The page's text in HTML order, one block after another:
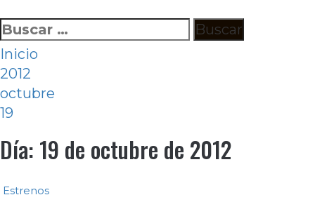
Ir
al
contenido
Buscar:
Inicio
2012
octubre
19
Día: 19 de octubre de 2012
Estrenos